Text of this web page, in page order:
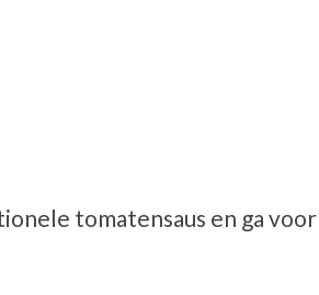
tomatensaus en ga